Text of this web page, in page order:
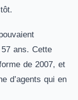
ans. Cette
de 2007, et
d’agents qui en